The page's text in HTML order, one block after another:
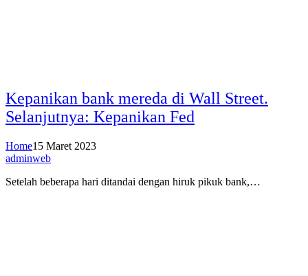
Kepanikan bank mereda di Wall Street.
Selanjutnya: Kepanikan Fed
Home15 Maret 2023
adminweb
Setelah beberapa hari ditandai dengan hiruk pikuk bank,…